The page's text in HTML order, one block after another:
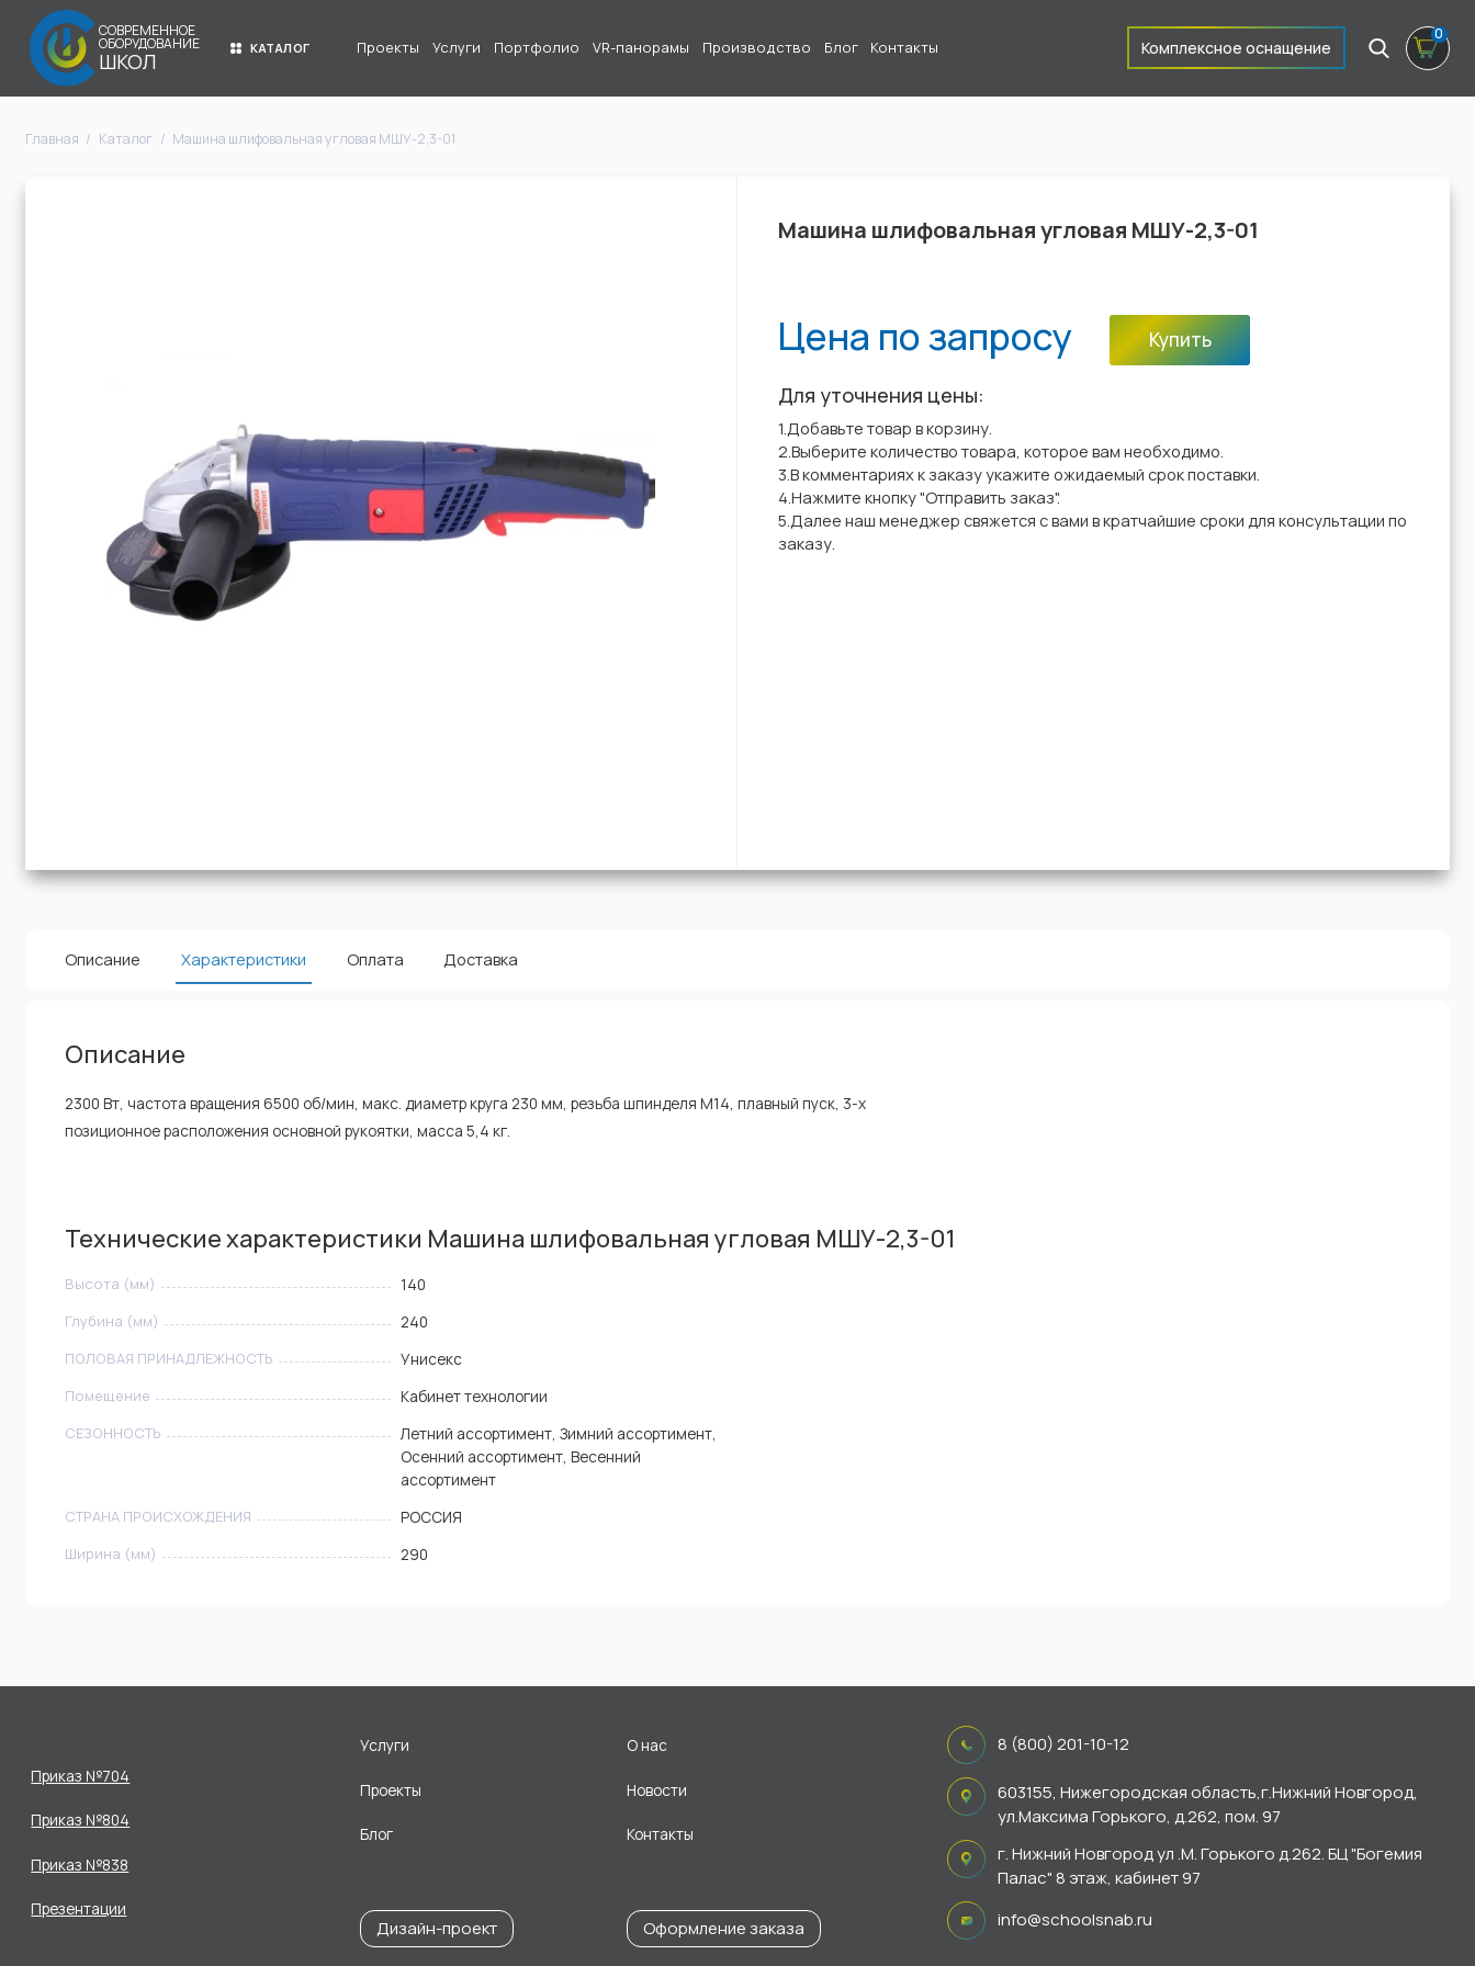
СОВРЕМЕННОЕ
ОБОРУДОВАНИЕ
ШКОЛ КАТАЛОГ Проекты Услуги Портфолио VR-панорамы Производство Блог Контакты Комплексное оснащение
0
Главная Каталог Машина шлифовальная угловая МШУ-2,3-01
Машина шлифовальная угловая МШУ-2,3-01
Цена по запросу Купить
Для уточнения цены:
1.Добавьте товар в корзину.
2.Выберите количество товара, которое вам необходимо.
3.В комментариях к заказу укажите ожидаемый срок поставки.
4.Нажмите кнопку "Отправить заказ".
5.Далее наш менеджер свяжется с вами в кратчайшие сроки для консультации по
заказу.
Описание Характеристики Оплата Доставка
Описание
2300 Вт, частота вращения 6500 об/мин, макс. диаметр круга 230 мм, резьба шпинделя М14, плавный пуск, 3-х
позиционное расположения основной рукоятки, масса 5,4 кг.
Технические характеристики Машина шлифовальная угловая МШУ-2,3-01
Высота (мм) 140
Глубина (мм) 240
ПОЛОВАЯ ПРИНАДЛЕЖНОСТЬ Унисекс
Помещение Кабинет технологии
СЕЗОННОСТЬ
Летний ассортимент, Зимний ассортимент,
Осенний ассортимент, Весенний
ассортимент
СТРАНА ПРОИСХОЖДЕНИЯ РОССИЯ
Ширина (мм) 290
Приказ №704
Приказ №804
Приказ №838
Презентации
Услуги
Проекты
Блог
Дизайн-проект
О нас
Новости
Контакты
Оформление заказа
8 (800) 201-10-12
603155, Нижегородская область,г.Нижний Новгород,
ул.Максима Горького, д.262, пом. 97
г. Нижний Новгород ул .М. Горького д.262. БЦ "Богемия
Палас" 8 этаж, кабинет 97
info@schoolsnab.ru